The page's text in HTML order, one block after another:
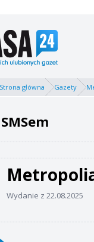
Strona główna Gazety
Wydanie z 22.08.2025